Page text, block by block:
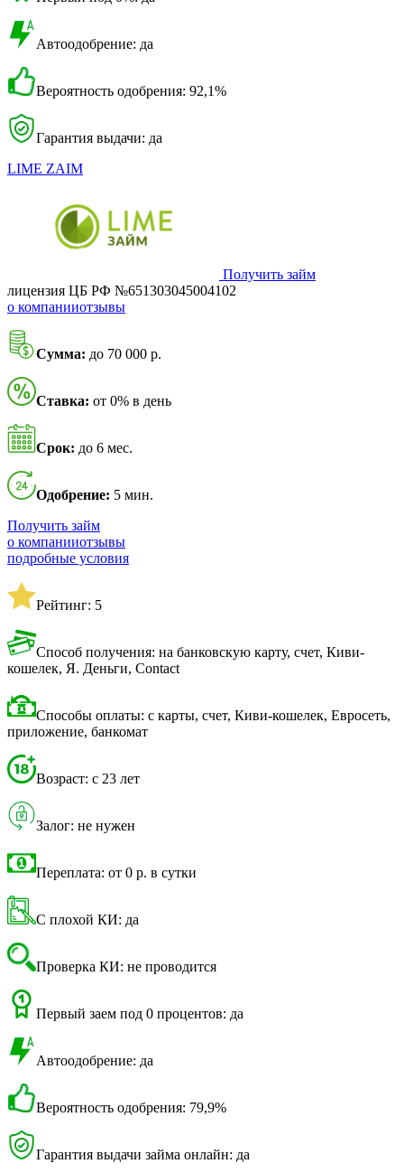
Автоодобрение: да
Вероятность одобрения: 92,1%
Гарантия выдачи: да
LIME ZAIM
Получить займ
лицензия ЦБ РФ №651303045004102
о компанииотзывы
Сумма: до 70 000 р.
Ставка: от 0% в день
Срок: до 6 мес.
Одобрение: 5 мин.
Получить займ
о компанииотзывы
подробные условия
Рейтинг: 5
Способ получения: на банковскую карту, счет, Киви-
кошелек, Я. Деньги, Contact
Способы оплаты: с карты, счет, Киви-кошелек, Евросеть,
приложение, банкомат
Возраст: с 23 лет
Залог: не нужен
Переплата: от 0 р. в сутки
С плохой КИ: да
Проверка КИ: не проводится
Первый заем под 0 процентов: да
Автоодобрение: да
Вероятность одобрения: 79,9%
Гарантия выдачи займа онлайн: да